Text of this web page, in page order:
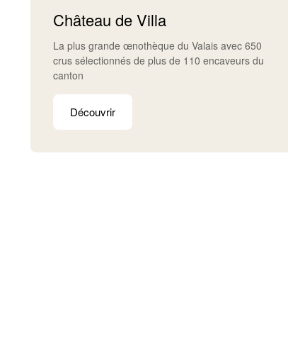
Château de Villa
La plus grande œnothèque du Valais avec 650
crus sélectionnés de plus de 110 encaveurs du
canton
Découvrir